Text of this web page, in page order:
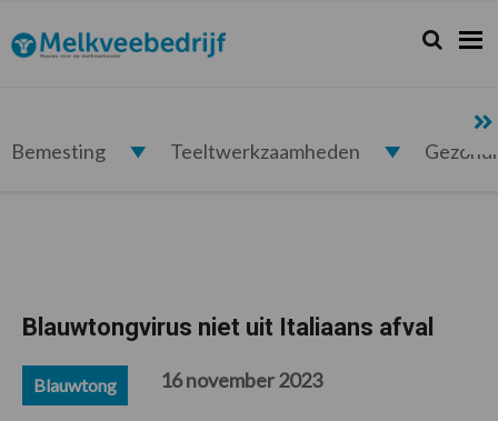
de
hoofdnavigatie
de
hoofd
de
eerste
de
voettekst
Melkveebedrijf.nl Zoeken...
Zoek
Bemesting Teeltwerkzaamheden
Blauwtongvirus niet uit Italiaans afval
Blauwtong 16 november 2023